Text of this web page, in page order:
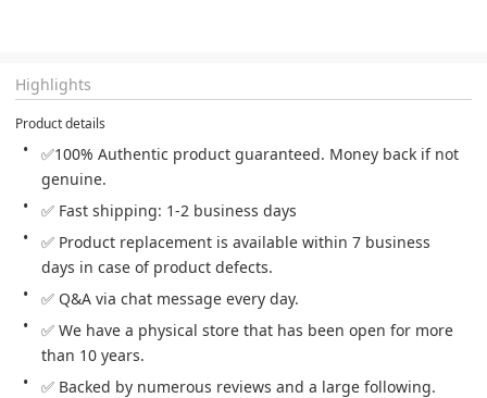
Highlights
Product details
✅100% Authentic product guaranteed. Money back if not
genuine.
✅ Fast shipping: 1-2 business days
✅ Product replacement is available within 7 business
days in case of product defects.
✅ Q&A via chat message every day.
✅ We have a physical store that has been open for more
than 10 years.
✅ Backed by numerous reviews and a large following.